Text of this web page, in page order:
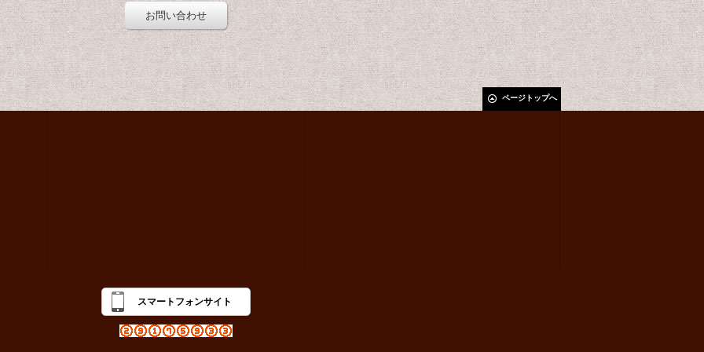
お問い合わせ
ページトップへ
スマートフォンサイト